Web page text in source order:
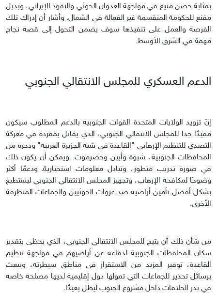
بمثابة حصن منيع في مواجهة العدوان الحوثي والنفوذ الإيراني، وبديل
مقنع للحكومة المنقسمة غير الفعالة في الشمال. وأشار أن إدراك تلك
الفرصة والعمل على تنفيذها سوف يضمن التحول إلى قصة نجاح
مهمة في الشرق الأوسط.
الدعم العسكري للمجلس الانتقالي الجنوبي
إنّ تزويد الولايات المتحدة القوات الجنوبية بالدعم المطلوب سيكون
مفيدًا جدا للمجلس الانتقالي الجنوبي، الذي يقاتل بمفرده في معركة
التصدي للتنظيم الإرهابي "القاعدة في شبه الجزيرة العربية" ودحره من
المحافظات الجنوبية، شبوة وأبين وحضرموت. ويمكن أن يكون ذلك
في صورة تدريب متطور، وتبادل معلومات استخباريةـ ودعمًا أكثر
وضوحًا لمكافحة الإرهاب، وتجهيز المجلس الانتقالي الجنوبي ليستطيع
بشكل أفضل تأمين أراضيه ضد غزوات الحوثيين والجماعات المتطرفة
الأخرى.
من شأن ذلك أن يتيح للمجلس الانتقالي الجنوبي، الذي يحظى بتقدير
سكان المحافظات الجنوبية لدفاعه عن أراضيهم في مواجهة تنظيم
القاعدة، توفير المزيد من الاستقرار في مناطق سيطرته، ويبعث
برسائل تحذير للجماعات التي تمولها دول إقليمية لديها مصلحة خاصة
في بذر الخلافات داخل مشروع الجنوب ليظل بعيدًا.